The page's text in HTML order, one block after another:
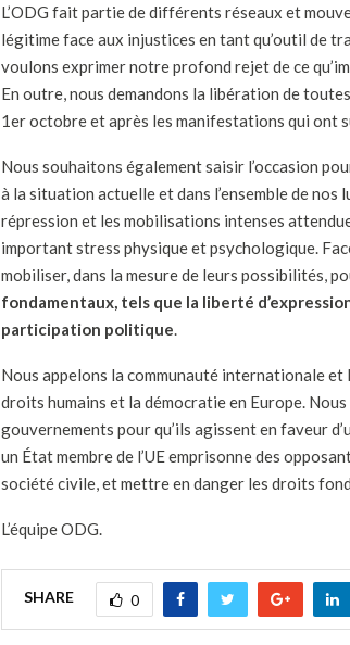
L’ODG fait partie de différents réseaux et
légitime face aux injustices en tant qu’outil de
voulons exprimer notre profond rejet de ce
En outre, nous demandons la libération de
1er octobre et après les manifestations qui ont
Nous souhaitons également saisir l’occasion
à la situation actuelle et dans l’ensemble de
répression et les mobilisations intenses
important stress physique et psychologique.
mobiliser, dans la mesure de leurs possibilités,
fondamentaux, tels que la liberté
participation politique
Nous appelons la communauté internationale et
droits humains et la démocratie en Europe.
gouvernements pour qu’ils agissent en faveur
un État membre de l’UE emprisonne des
société civile, et mettre en danger les droits
L’équipe ODG.
SHARE 0